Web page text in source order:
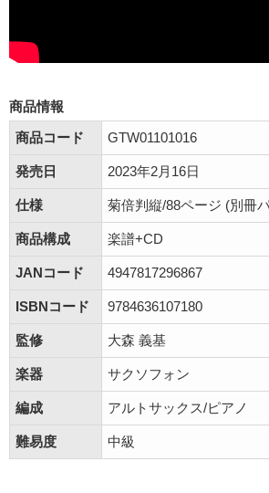
商品情報
商品コード
GTW01101016
発売日 2023年2月16日
仕様 菊倍判縦/88ページ (別冊
商品構成 楽譜+CD
JANコード 4947817296867
ISBNコード 9784636107180
監修 大森 義基
楽器 サクソフォン
編成 アルトサックス/ピアノ
難易度 中級